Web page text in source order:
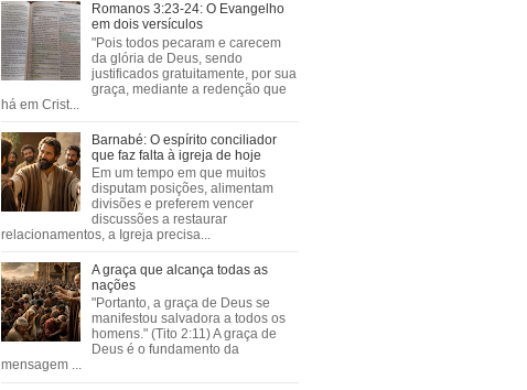
Romanos 3:23-24: O Evangelho
em dois versículos
"Pois todos pecaram e carecem
da glória de Deus, sendo
justificados gratuitamente, por sua
graça, mediante a redenção que
há em Crist...
Barnabé: O espírito conciliador
que faz falta à igreja de hoje
Em um tempo em que muitos
disputam posições, alimentam
divisões e preferem vencer
discussões a restaurar
relacionamentos, a Igreja precisa...
A graça que alcança todas as
nações
"Portanto, a graça de Deus se
manifestou salvadora a todos os
homens." (Tito 2:11) A graça de
Deus é o fundamento da
mensagem ...